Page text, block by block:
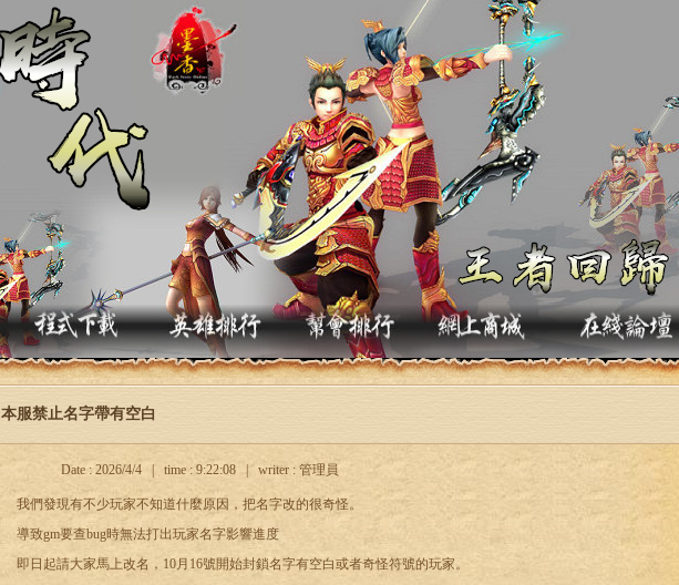
本服禁止名字帶有空白
Date : 2026/4/4 | time : 9:22:08 | writer : 管理員
我們發現有不少玩家不知道什麼原因，把名字改的很奇怪。
導致gm要查bug時無法打出玩家名字影響進度
即日起請大家馬上改名，10月16號開始封鎖名字有空白或者奇怪符號的玩家。